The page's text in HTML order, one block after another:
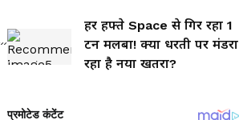
हर हफ्ते Space से गिर रहा 1
टन मलबा! क्या धरती पर मंडरा
रहा है नया खतरा?